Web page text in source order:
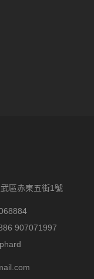
區赤東五街1號
907071997